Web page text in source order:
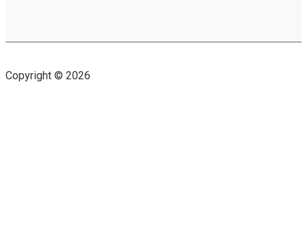
Copyright © 2026